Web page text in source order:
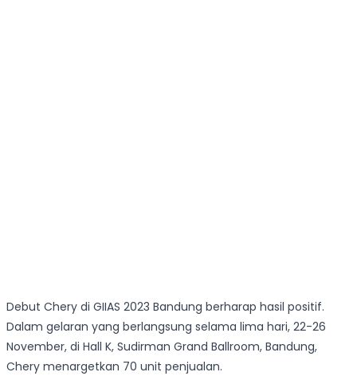
Debut Chery di GIIAS 2023 Bandung berharap hasil positif.
Dalam gelaran yang berlangsung selama lima hari, 22-26
November, di Hall K, Sudirman Grand Ballroom, Bandung,
Chery menargetkan 70 unit penjualan.